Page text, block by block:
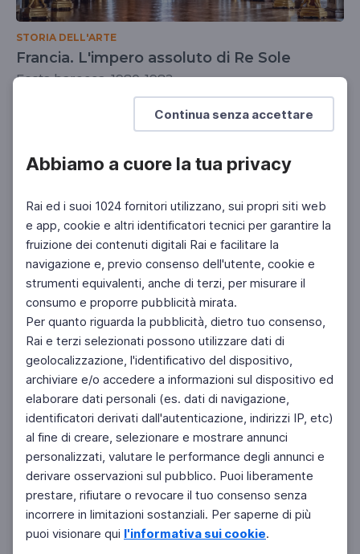
Continua senza accettare
Abbiamo a cuore la tua privacy
Rai ed i suoi 1024 fornitori utilizzano, sui propri siti web
e app, cookie e altri identificatori tecnici per garantire la
fruizione dei contenuti digitali Rai e facilitare la
navigazione e, previo consenso dell'utente, cookie e
strumenti equivalenti, anche di terzi, per misurare il
consumo e proporre pubblicità mirata.
Per quanto riguarda la pubblicità, dietro tuo consenso,
Rai e terzi selezionati possono utilizzare dati di
geolocalizzazione, l'identificativo del dispositivo,
archiviare e/o accedere a informazioni sul dispositivo ed
elaborare dati personali (es. dati di navigazione,
identificatori derivati dall'autenticazione, indirizzi IP, etc)
al fine di creare, selezionare e mostrare annunci
personalizzati, valutare le performance degli annunci e
derivare osservazioni sul pubblico. Puoi liberamente
prestare, rifiutare o revocare il tuo consenso senza
incorrere in limitazioni sostanziali. Per saperne di più
puoi visionare qui l'informativa sui cookie.
STORIA DELL'ARTE
Francia. L'impero assoluto di Re Sole
Festa barocca, 1980-1982